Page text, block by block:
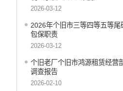
稳岗就业
乡村振兴
生态环境
义务教育
医疗卫生
养老服务
重大建设项目
2026-03-12
2026年个旧市三等四等五等尾
包保职责
2026-03-12
个旧老厂个旧市鸿源租赁经营
调查报告
2026-02-10